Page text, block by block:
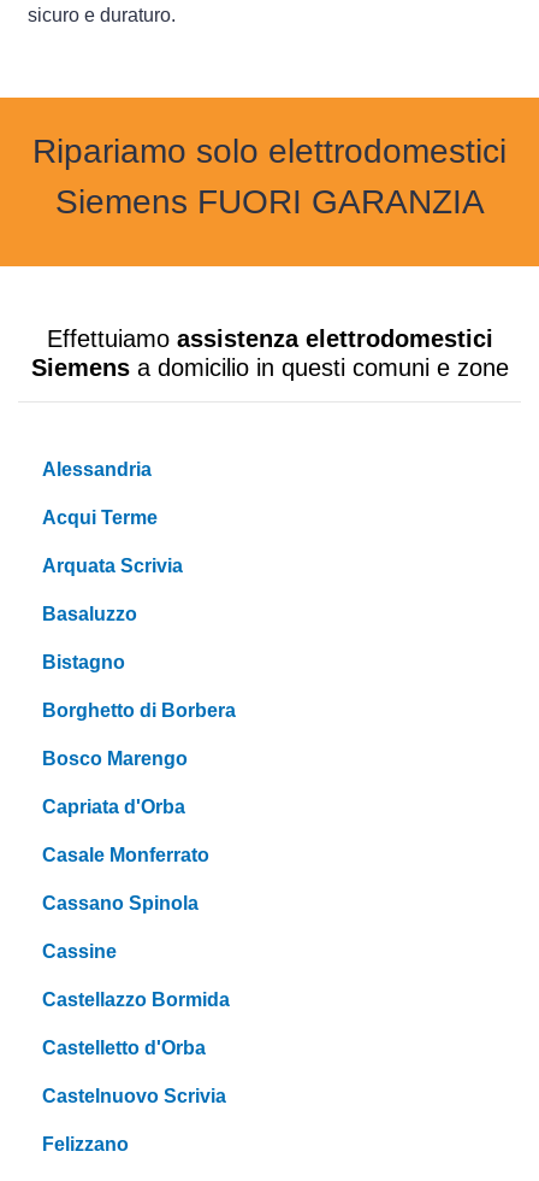
sicuro e duraturo.
Ripariamo solo elettrodomestici
Siemens FUORI GARANZIA
Effettuiamo assistenza elettrodomestici
Siemensa domicilio in questi comuni e zone
Alessandria
Acqui Terme
Arquata Scrivia
Basaluzzo
Bistagno
Borghetto di Borbera
Bosco Marengo
Capriata d'Orba
Casale Monferrato
Cassano Spinola
Cassine
Castellazzo Bormida
Castelletto d'Orba
Castelnuovo Scrivia
Felizzano